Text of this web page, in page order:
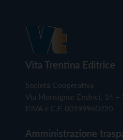
Vita Trentina Editrice
Società Cooperativa
Via Monsignor Endrici, 14 –
P.IVA e C.F. 00199960220
Amministrazione